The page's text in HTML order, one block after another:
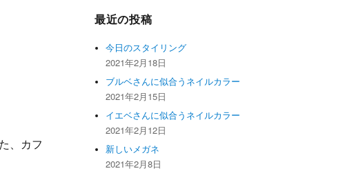
、カフ
最近の投稿
今日のスタイリング
2021年2月18日
ブルベさんに似合うネイルカラー
2021年2月15日
イエベさんに似合うネイルカラー
2021年2月12日
新しいメガネ
2021年2月8日